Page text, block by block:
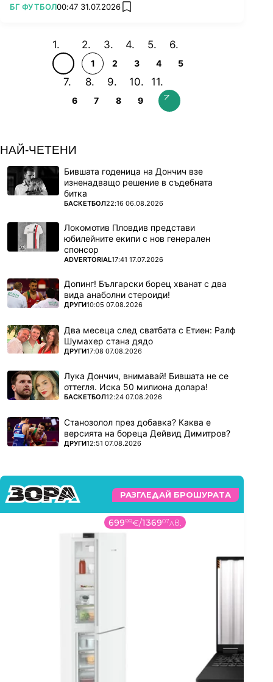
ПОВЕЧЕ ОТ
БГ ФУТБОЛ00:47 31.07.2026 add favorites
1 2 3 4 5
6 7 8 9
НАЙ-ЧЕТЕНИ
Бившата годеница на Дончич взе
изненадващо решение в съдебната
битка
ПОВЕЧЕ ОТ
БАСКЕТБОЛ22:16 06.08.2026
Локомотив Пловдив представи
юбилейните екипи с нов генерален
спонсор
ПОВЕЧЕ ОТ
ADVERTORIAL17:41 17.07.2026
Допинг! Български борец хванат с два
вида анаболни стероиди!
ПОВЕЧЕ ОТ
ДРУГИ10:05 07.08.2026
Два месеца след сватбата с Етиен: Ралф
Шумахер стана дядо
ПОВЕЧЕ ОТ
ДРУГИ17:08 07.08.2026
Лука Дончич, внимавай! Бившата не се
оттегля. Иска 50 милиона долара!
ПОВЕЧЕ ОТ
БАСКЕТБОЛ12:24 07.08.2026
Станозолол през добавка? Каква е
версията на бореца Дейвид Димитров?
ПОВЕЧЕ ОТ
ДРУГИ12:51 07.08.2026
РАЗГЛЕДАЙ БРОШУРАТА
69999€/136907лв.